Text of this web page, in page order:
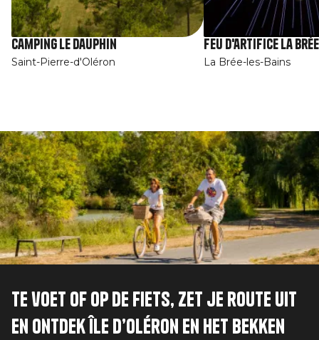
Camping Le Dauphin
Saint-Pierre-d'Oléron
Feu d'artifice La
La Brée-les-Bains
Afbeelding
Te voet of op de fiets, zet je route uit
en ontdek Île d’Oléron en het bekken